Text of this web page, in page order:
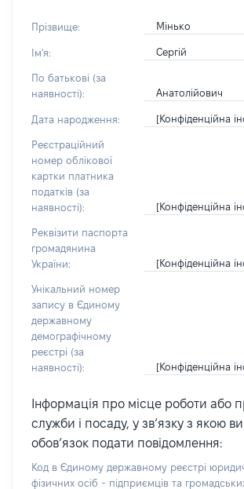
Прізвище: Мінько
Ім'я: Сергій
По батькові (за
наявності):
Анатолійович
Дата народження: [Конфіденційна
Реєстраційний
номер облікової
картки платника
податків (за
наявності):
[Конфіденційна
Реквізити паспорта
громадянина
України:
[Конфіденційна
Унікальний номер
запису в Єдиному
державному
демографічному
реєстрі (за
наявності):
[Конфіденційна
Інформація про місце роботи або
служби і посаду, у зв’язку з якою
обов’язок подати повідомлення:
Код в Єдиному державному реєстрі
фізичних осіб - підприємців та